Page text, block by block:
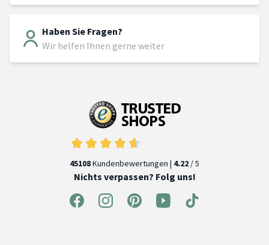
Haben Sie Fragen?
Wir helfen Ihnen gerne weiter
45108Kundenbewertungen | 4.22 / 5
Nichts verpassen? Folg uns!